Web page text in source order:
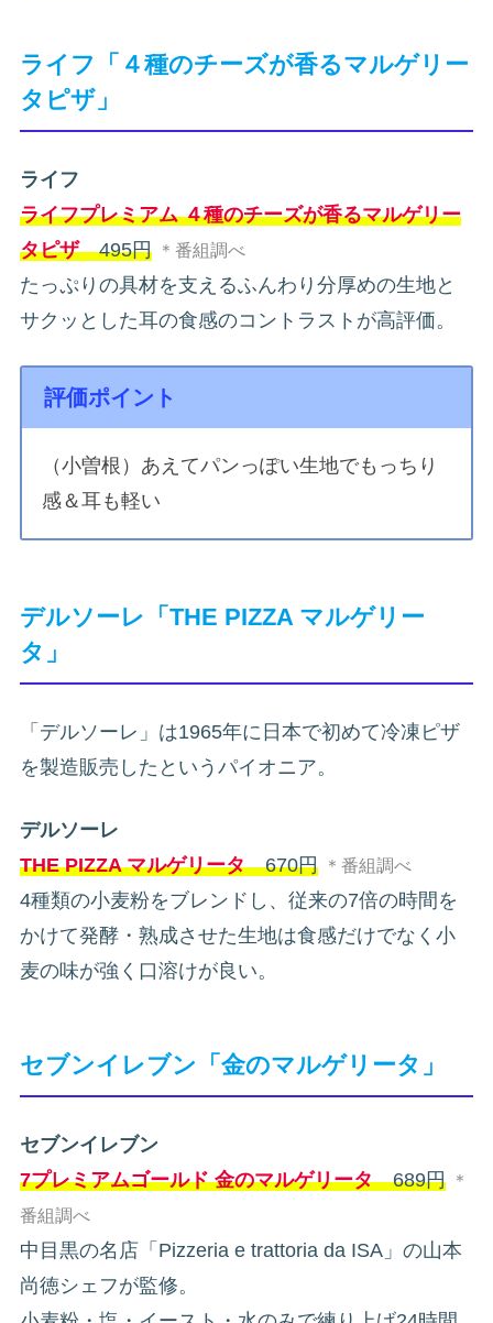
ライフ「４種のチーズが香るマルゲリー
タピザ」
ライフ
ライフプレミアム ４種のチーズが香るマルゲリー
タピザ495円 ＊番組調べ
たっぷりの具材を支えるふんわり分厚めの生地と
サクッとした耳の食感のコントラストが高評価。
評価ポイント
（小曽根）あえてパンっぽい生地でもっちり
感＆耳も軽い
デルソーレ「THE PIZZA マルゲリー
タ」
「デルソーレ」は1965年に日本で初めて冷凍ピザ
を製造販売したというパイオニア。
デルソーレ
THE PIZZA マルゲリータ670円 ＊番組調べ
4種類の小麦粉をブレンドし、従来の7倍の時間を
かけて発酵・熟成させた生地は食感だけでなく小
麦の味が強く口溶けが良い。
セブンイレブン「金のマルゲリータ」
セブンイレブン
7プレミアムゴールド 金のマルゲリータ689円 ＊
番組調べ
中目黒の名店「Pizzeria e trattoria da ISA」の山本
尚徳シェフが監修。